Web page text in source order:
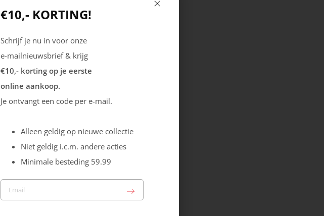
€10,- KORTING!
Schrijf je nu in voor onze
e-mailnieuwsbrief & krijg
€10,- korting op je eerste
online aankoop.
Je ontvangt een code per e-mail.
Alleen geldig op nieuwe collectie
Niet geldig i.c.m. andere acties
Minimale besteding 59.99